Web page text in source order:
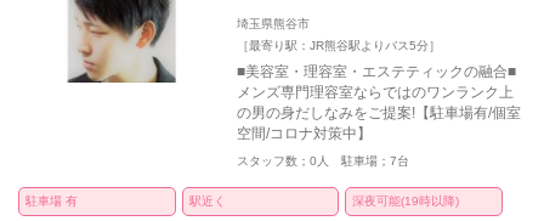
埼玉県熊谷市
［最寄り駅：JR熊谷駅よりバス5分］
■美容室・理容室・エステティックの融合■
メンズ専門理容室ならではのワンランク上
の男の身だしなみをご提案!【駐車場有/個室
空間/コロナ対策中】
スタッフ数；0人 駐車場；7台
駐車場 有 駅近く 深夜可能(19時以降)